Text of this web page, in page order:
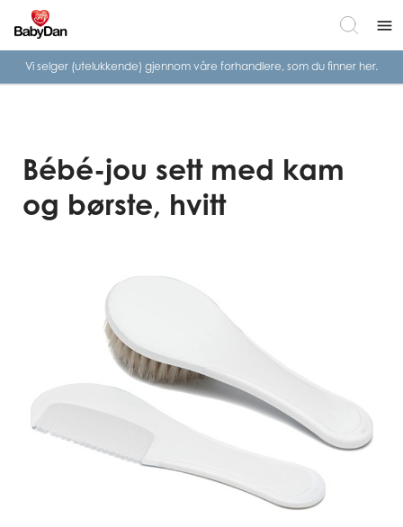
menu
Vi selger (utelukkende) gjennom våre forhandlere, som du finner her.
Bébé-jou sett med kam
og børste, hvitt